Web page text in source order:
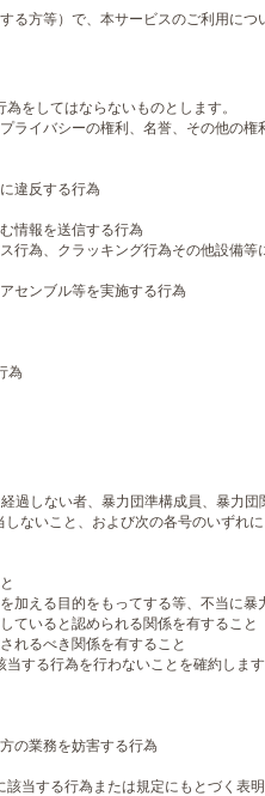
る方等）で、本サービスのご利用に
をしてはならないものとします。
ライバシーの権利、名誉、その他の
違反する行為
情報を送信する行為
行為、クラッキング行為その他設備等
センブル等を実施する行為
為
過しない者、暴力団準構成員、暴力
ないこと、および次の各号のいずれ
加える目的をもってする等、不当に
ていると認められる関係を有すること
れるべき関係を有すること
する行為を行わないことを確約します
の業務を妨害する行為
当する行為または規定にもとづく表